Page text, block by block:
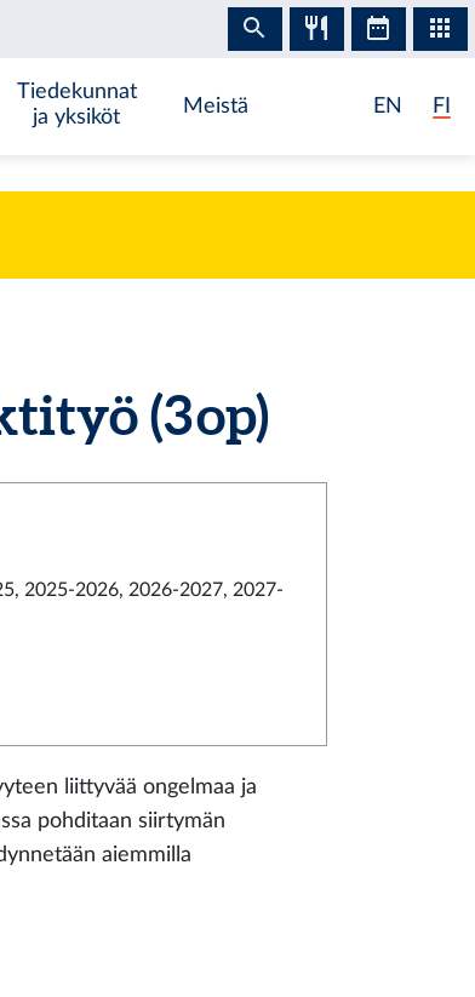
Tiedekunnat
ja yksiköt
Meistä EN FI
(3 op)
2025-2026, 2026-2027, 2027-
liittyvää ongelmaa ja
pohditaan siirtymän
aiemmilla